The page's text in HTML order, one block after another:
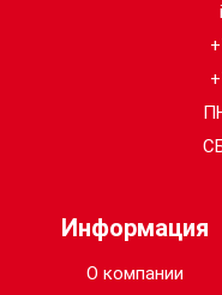
Информация
О компании